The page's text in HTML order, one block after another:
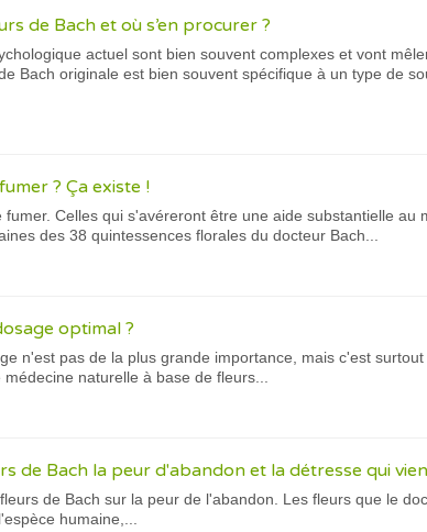
de Bach et où s’en procurer ?
actuel sont bien souvent complexes et vont
Bach originale est bien souvent spécifique à un type de
? Ça existe !
Celles qui s'avéreront être une aide substantielle au
des 38 quintessences florales du docteur Bach...
optimal ?
n'est pas de la plus grande importance, mais c'est
naturelle à base de fleurs...
de Bach la peur d'abandon et la détresse qui
de Bach sur la peur de l'abandon. Les fleurs que le
humaine,...